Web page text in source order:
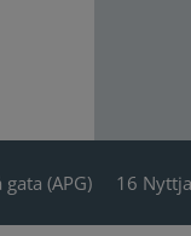
(APG) 16